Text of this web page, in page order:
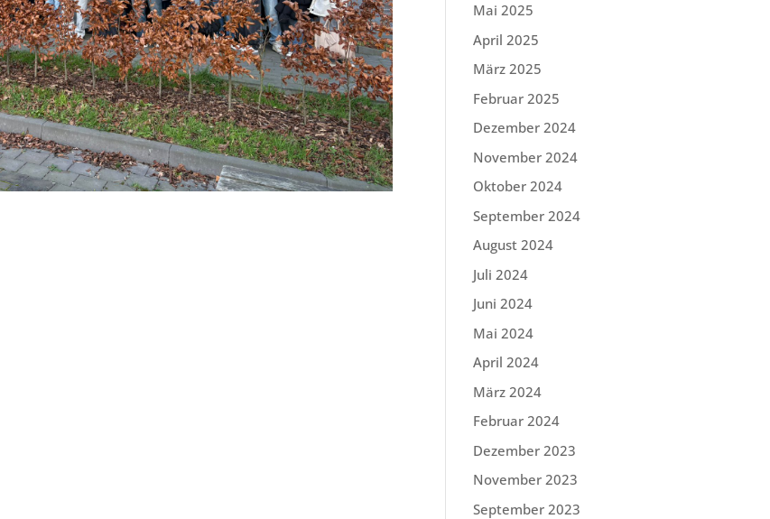
Mai 2025
April 2025
März 2025
Februar 2025
Dezember 2024
November 2024
Oktober 2024
September 2024
August 2024
Juli 2024
Juni 2024
Mai 2024
April 2024
März 2024
Februar 2024
Dezember 2023
November 2023
September 2023